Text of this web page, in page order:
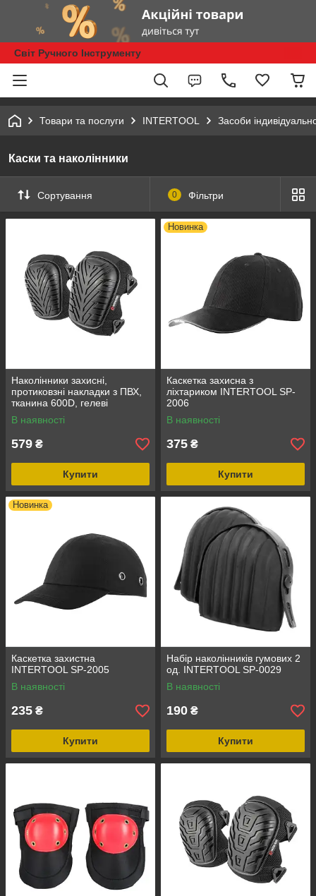
Світ Ручного Інструменту
Товари та послуги INTERTOOL Засоби
Каски та наколінники
Сортування 0 Фільтри
Наколінники захисні,
протиковзні накладки з ПВХ,
тканина 600D, гелеві
подушки, INTERTOOL SP-
0055
В наявності
579 ₴
Купити
Новинка
Каскетка захисна з
ліхтариком INTERTOOL SP-
2006
В наявності
375 ₴
Купити
Новинка
Каскетка захистна
INTERTOOL SP-2005
В наявності
235 ₴
Купити
Набір наколінників гумових 2
од. INTERTOOL SP-0029
В наявності
190 ₴
Купити